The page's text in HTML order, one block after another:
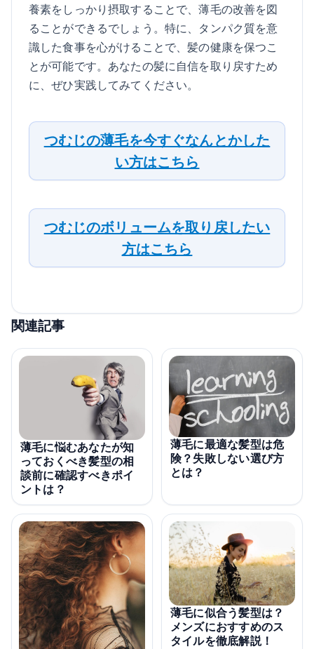
養素をしっかり摂取することで、薄毛の改善を図
ることができるでしょう。特に、タンパク質を意
識した食事を心がけることで、髪の健康を保つこ
とが可能です。あなたの髪に自信を取り戻すため
に、ぜひ実践してみてください。
つむじの薄毛を今すぐなんとかした
い方はこちら
つむじのボリュームを取り戻したい
方はこちら
関連記事
薄毛に悩むあなたが知
っておくべき髪型の相
談前に確認すべきポイ
ントは？
薄毛に最適な髪型は危
険？失敗しない選び方
とは？
薄毛に似合う髪型は？
メンズにおすすめのス
タイルを徹底解説！